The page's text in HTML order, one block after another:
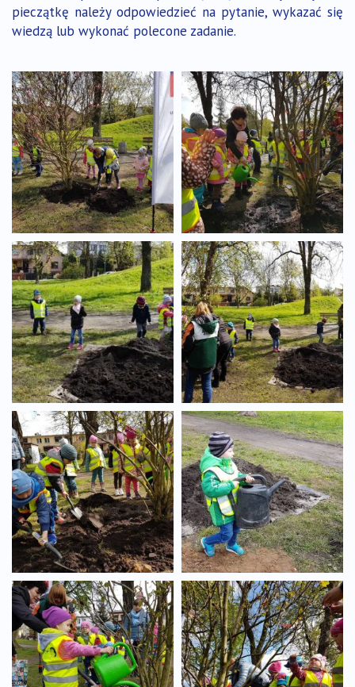
pieczątkę należy odpowiedzieć na pytanie, wykazać się
wiedzą lub wykonać polecone zadanie.